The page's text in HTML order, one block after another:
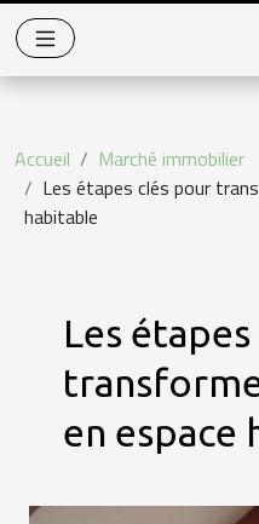
Accueil
Marché immobilier
Les étapes clés pour
habitable
Les
en espace